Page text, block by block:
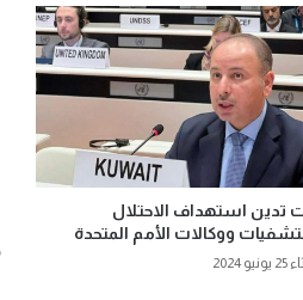
تدين استهداف الاحتلال
ووكالات الأمم المتحدة
2024